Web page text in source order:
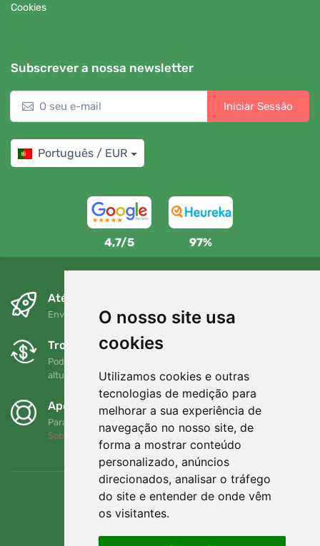
O nosso site usa
cookies
Utilizamos cookies e outras
tecnologias de medição para
melhorar a sua experiência de
navegação no nosso site, de
forma a mostrar conteúdo
personalizado, anúncios
direcionados, analisar o tráfego
do site e entender de onde vêm
os visitantes.
Cookies
Subscrever a nossa newsletter
Iniciar Sessão
Português / EUR
4,7/5 97%
Até ao dia seguinte e sem custos
Envio gratuito para encomendas superiores a 80 EUR
Trocas e devoluções gratuitas
Pode devolver ou trocar a sua encomenda em qualquer
altura no prazo de 90 dias
Apoiamos a Trees.org
Para cada encomenda plantamos uma árvore! Leia mais
Sobre nós